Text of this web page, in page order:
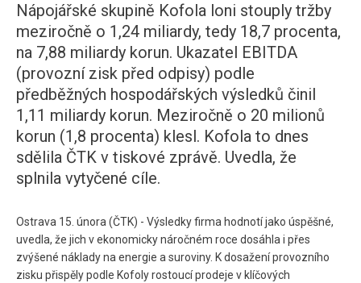
Nápojářské skupině Kofola loni stouply tržby
meziročně o 1,24 miliardy, tedy 18,7 procenta,
na 7,88 miliardy korun. Ukazatel EBITDA
(provozní zisk před odpisy) podle
předběžných hospodářských výsledků činil
1,11 miliardy korun. Meziročně o 20 milionů
korun (1,8 procenta) klesl. Kofola to dnes
sdělila ČTK v tiskové zprávě. Uvedla, že
splnila vytyčené cíle.
Ostrava 15. února (ČTK) - Výsledky firma hodnotí jako úspěšné,
uvedla, že jich v ekonomicky náročném roce dosáhla i přes
zvýšené náklady na energie a suroviny. K dosažení provozního
zisku přispěly podle Kofoly rostoucí prodeje v klíčových